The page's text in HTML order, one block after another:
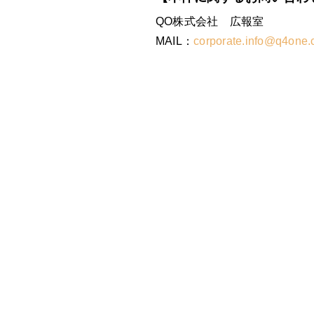
QO株式会社 広報室
MAIL：